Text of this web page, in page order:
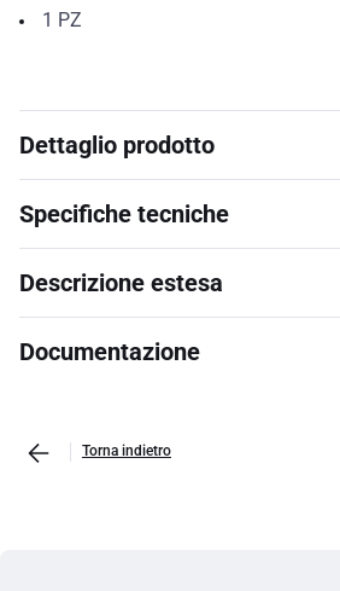
1 PZ
Dettaglio prodotto
Specifiche tecniche
Descrizione estesa
Documentazione
Torna indietro